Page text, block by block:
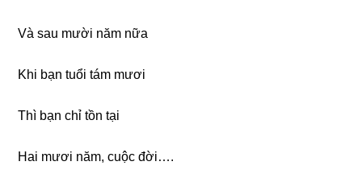
Và ѕau mười năm nữa
Khi bạn tuổi tám mươi
Thì bạn chỉ tồn tại
Hai mươi năm, cuộc đời….